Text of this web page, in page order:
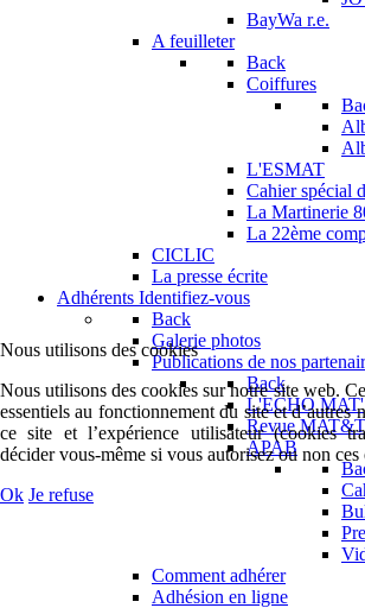
BayWa r.e.
A feuilleter
Back
Coiffures
L'ESMAT
Cahier spécial
La Martinerie
La 22ème
CICLIC
La presse écrite
Adhérents Identifiez-vous
Back
Galerie photos
Publications de nos
Back
L'ECHO MAT'
Revue
APAB
Comment adhérer
Adhésion en ligne
Nous utilisons des cookies
Nous utilisons des cookies sur notre site web.
essentiels au fonctionnement du site et d’autres
ce site et l’expérience utilisateur (cookies
décider vous-même si vous autorisez ou non ces
Ok Je refuse